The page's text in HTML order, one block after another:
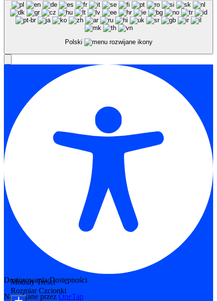
Polski
Dostosowania Dostępności
Napędzane przez OneTap
Moduły Treści
Rozmiar Czcionki